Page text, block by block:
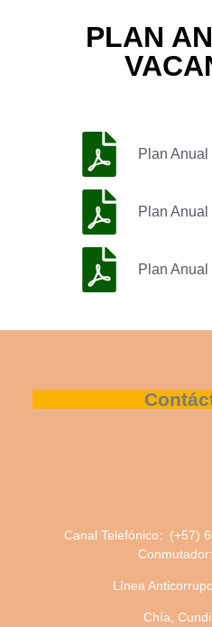
PLAN
Plan
Plan
Plan
Canal Telefónico: (+57)
Línea
Chía,